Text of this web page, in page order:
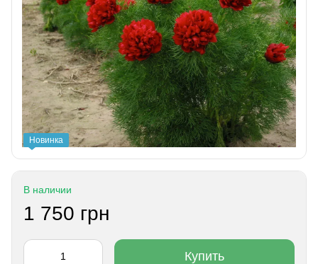
Новинка
В наличии
1 750 грн
Купить